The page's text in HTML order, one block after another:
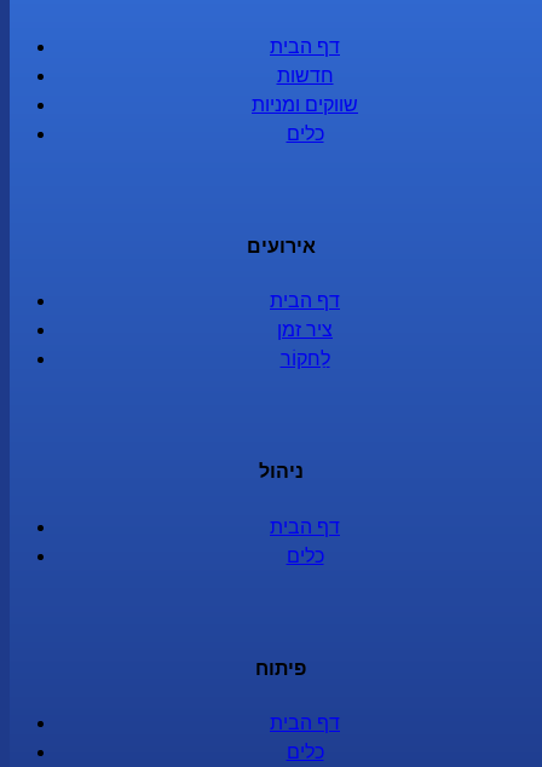
דף הבית
חדשות
שווקים ומניות
כלים
אירועים
דף הבית
ציר זמן
לַחקוֹר
ניהול
דף הבית
כלים
פיתוח
דף הבית
כלים